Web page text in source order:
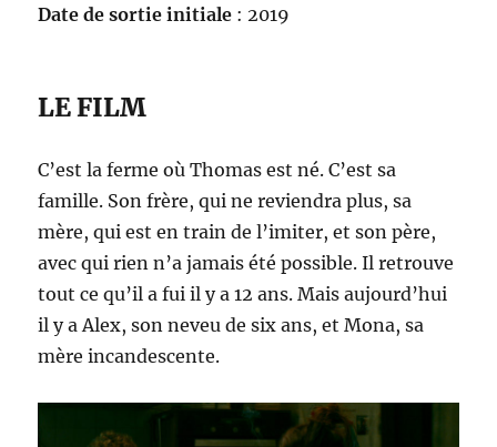
Date de sortie initiale : 2019
LE FILM
C’est la ferme où Thomas est né. C’est sa
famille. Son frère, qui ne reviendra plus, sa
mère, qui est en train de l’imiter, et son père,
avec qui rien n’a jamais été possible. Il retrouve
tout ce qu’il a fui il y a 12 ans. Mais aujourd’hui
il y a Alex, son neveu de six ans, et Mona, sa
mère incandescente.